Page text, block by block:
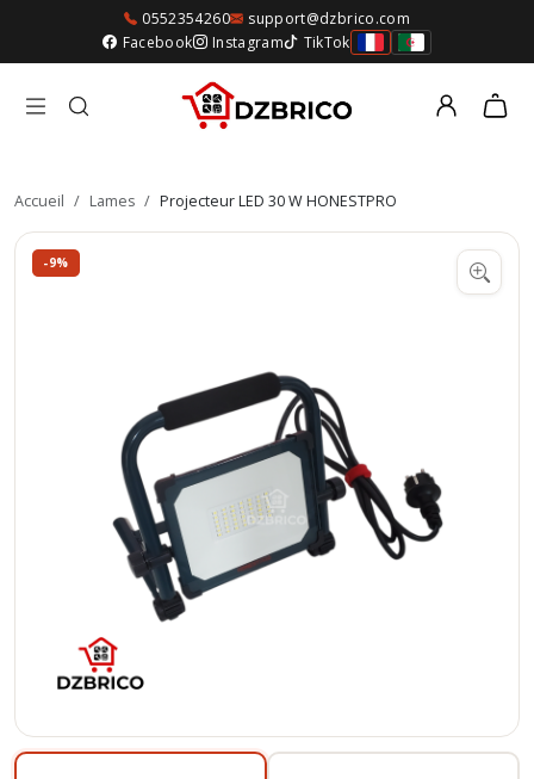
0552354260
support@dzbrico.com
Facebook
Instagram TikTok
Accueil / Lames / Projecteur LED 30 W HONESTPRO
-9%